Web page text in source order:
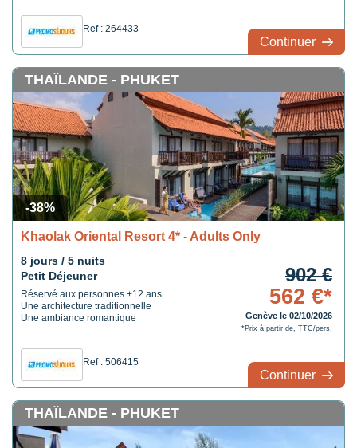
Ref : 264433
Continuer
-38%
THAÏLANDE - PHUKET
Khaolak Oriental Resort 4* - Adults Only
8 jours / 5 nuits
Petit Déjeuner
Réservé aux personnes +12 ans
Une architecture traditionnelle
Une ambiance romantique
Ref : 506415
902 €
562 €*
Genève le 02/10/2026
*Prix à partir de, TTC/pers.
Continuer
THAÏLANDE - PHUKET